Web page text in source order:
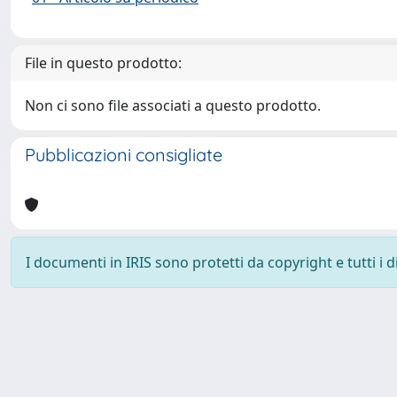
File in questo prodotto:
Non ci sono file associati a questo prodotto.
Pubblicazioni consigliate
I documenti in IRIS sono protetti da copyright e tutti i